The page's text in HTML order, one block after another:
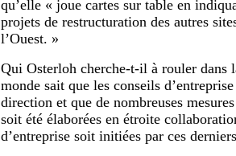
qu’elle « joue cartes sur table en
projets de restructuration des autres
l’Ouest. »
Qui Osterloh cherche-t-il à rouler dans
monde sait que les conseils
direction et que de nombreuses
soit été élaborées en étroite
d’entreprise soit initiées par ces